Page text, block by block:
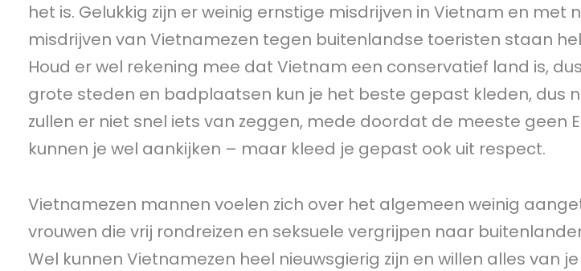
het is. Gelukkig zijn er weinig ernstige misdrijven in Vietnam en met
misdrijven van Vietnamezen tegen buitenlandse toeristen staan
Houd er wel rekening mee dat Vietnam een conservatief land is,
grote steden en badplaatsen kun je het beste gepast kleden, dus
zullen er niet snel iets van zeggen, mede doordat de meeste geen
kunnen je wel aankijken – maar kleed je gepast ook uit respect.
Vietnamezen mannen voelen zich over het algemeen weinig
vrouwen die vrij rondreizen en seksuele vergrijpen naar
Wel kunnen Vietnamezen heel nieuwsgierig zijn en willen alles van